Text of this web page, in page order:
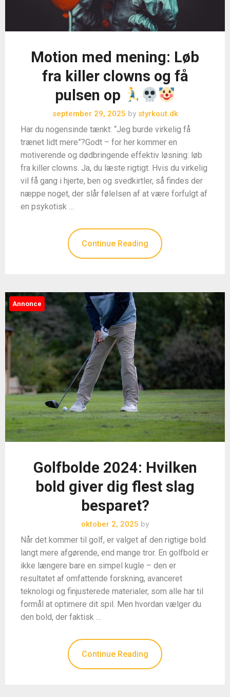
Motion med mening: Løb
fra killer clowns og få
pulsen op
september 29, 2025 bystyrkout.dk
Har du nogensinde tænkt: “Jeg burde virkelig få
trænet lidt mere”?Godt – for her kommer en
motiverende og dødbringende effektiv løsning: løb
fra killer clowns. Ja, du læste rigtigt. Hvis du virkelig
vil få gang i hjerte, ben og svedkirtler, så findes der
næppe noget, der slår følelsen af at være forfulgt af
en psykotisk …
Continue Reading
Annonce
Golfbolde 2024: Hvilken
bold giver dig flest slag
besparet?
oktober 2, 2025 by
Når det kommer til golf, er valget af den rigtige bold
langt mere afgørende, end mange tror. En golfbold er
ikke længere bare en simpel kugle – den er
resultatet af omfattende forskning, avanceret
teknologi og finjusterede materialer, som alle har til
formål at optimere dit spil. Men hvordan vælger du
den bold, der faktisk …
Continue Reading